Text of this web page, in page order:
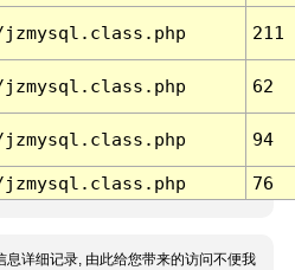
211
62
94
76
息详细记录, 由此给您带来的访问不便我